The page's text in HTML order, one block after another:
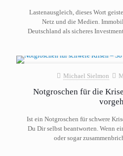
Lastenausgleich, dieses Wort
Netz und die Medien.
Deutschland als sicheres
Michael Sielmon
Notgroschen für die
Ist ein Notgroschen für schwere
Du Dir selbst beantworten. Wenn
oder sogar